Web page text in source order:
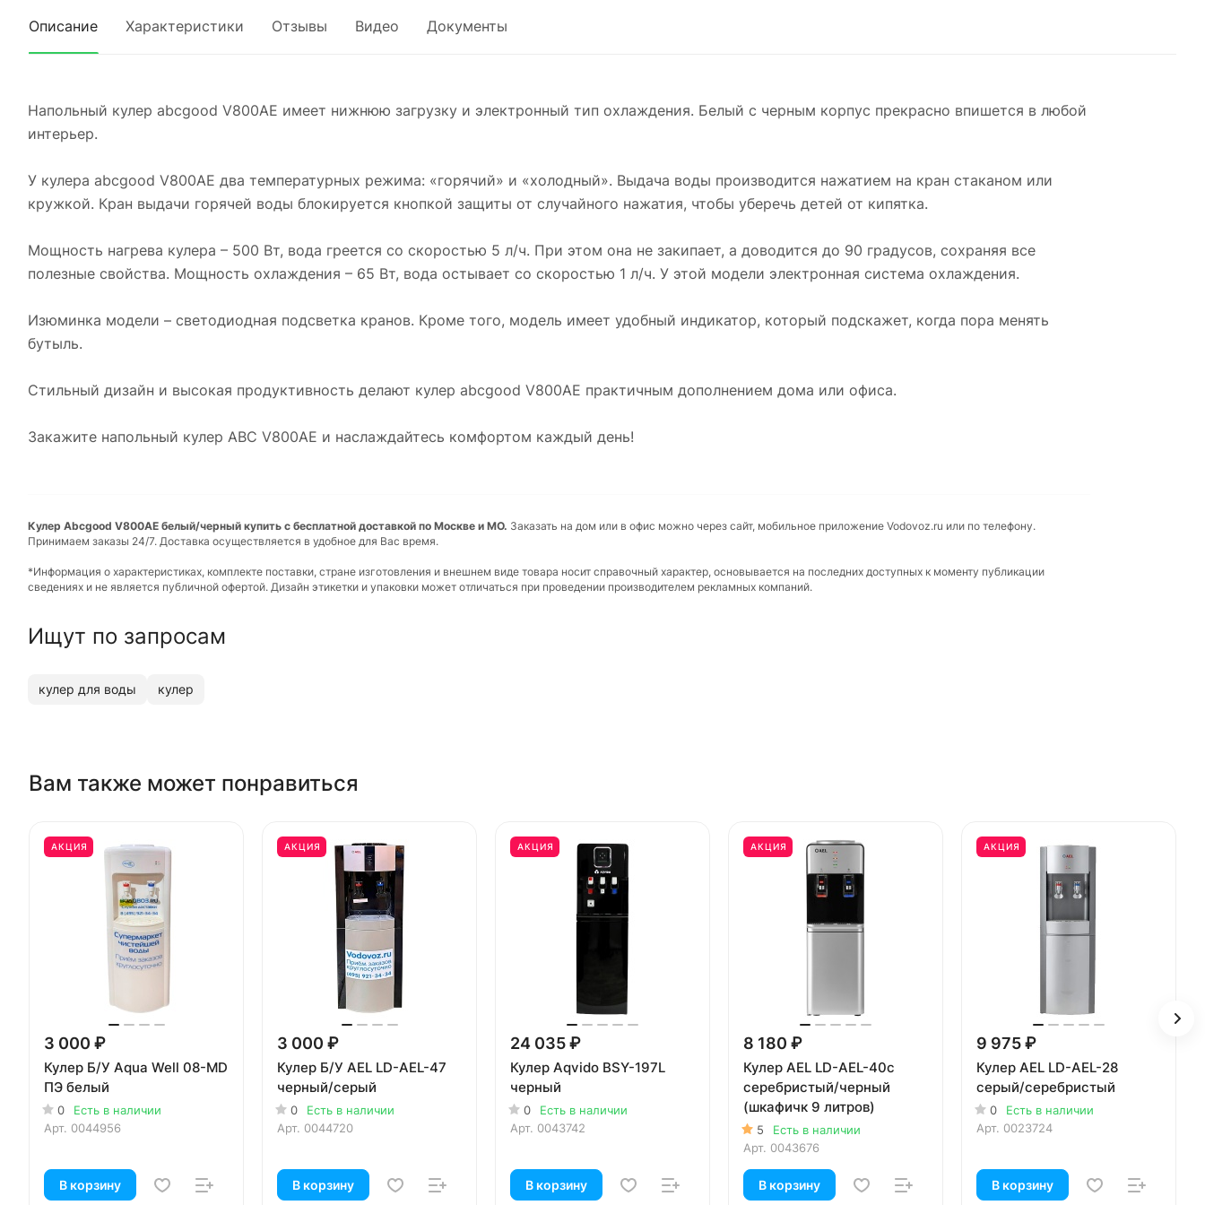
Описание Характеристики Отзывы Видео Документы
Напольный кулер abcgood V800AE имеет нижнюю загрузку и электронный тип охлаждения. Белый с черным корпус прекрасно впишется в любой
интерьер.
У кулера abcgood V800AE два температурных режима: «горячий» и «холодный». Выдача воды производится нажатием на кран стаканом или
кружкой. Кран выдачи горячей воды блокируется кнопкой защиты от случайного нажатия, чтобы уберечь детей от кипятка.
Мощность нагрева кулера – 500 Вт, вода греется со скоростью 5 л/ч. При этом она не закипает, а доводится до 90 градусов, сохраняя все
полезные свойства. Мощность охлаждения – 65 Вт, вода остывает со скоростью 1 л/ч. У этой модели электронная система охлаждения.
Изюминка модели – светодиодная подсветка кранов. Кроме того, модель имеет удобный индикатор, который подскажет, когда пора менять
бутыль.
Стильный дизайн и высокая продуктивность делают кулер abcgood V800AE практичным дополнением дома или офиса.
Закажите напольный кулер ABC V800AE и наслаждайтесь комфортом каждый день!
Кулер Abcgood V800AE белый/черный купить с бесплатной доставкой по Москве и МО. Заказать на дом или в офис можно через сайт, мобильное приложение Vodovoz.ru или по телефону.
Принимаем заказы 24/7. Доставка осуществляется в удобное для Вас время.
*Информация о характеристиках, комплекте поставки, стране изготовления и внешнем виде товара носит справочный характер, основывается на последних доступных к моменту публикации
сведениях и не является публичной офертой. Дизайн этикетки и упаковки может отличаться при проведении производителем рекламных компаний.
Ищут по запросам
кулер для воды кулер
Вам также может понравиться
АКЦИЯ
3 000 ₽
Кулер Б/У Aqua Well 08-MD
ПЭ белый
0
Есть в наличии
Арт. 0044956
В корзину
АКЦИЯ
3 000 ₽
Кулер Б/У AEL LD-AEL-47
черный/серый
0
Есть в наличии
Арт. 0044720
В корзину
АКЦИЯ
24 035 ₽
Кулер Aqvido BSY-197L
черный
0
Есть в наличии
Арт. 0043742
В корзину
АКЦИЯ
8 180 ₽
Кулер AEL LD-AEL-40c
серебристый/черный
(шкафичк 9 литров)
5
Есть в наличии
Арт. 0043676
В корзину
АКЦИЯ
9 975 ₽
Кулер AEL LD-AEL-28
серый/серебристый
0
Есть в наличии
Арт. 0023724
В корзину